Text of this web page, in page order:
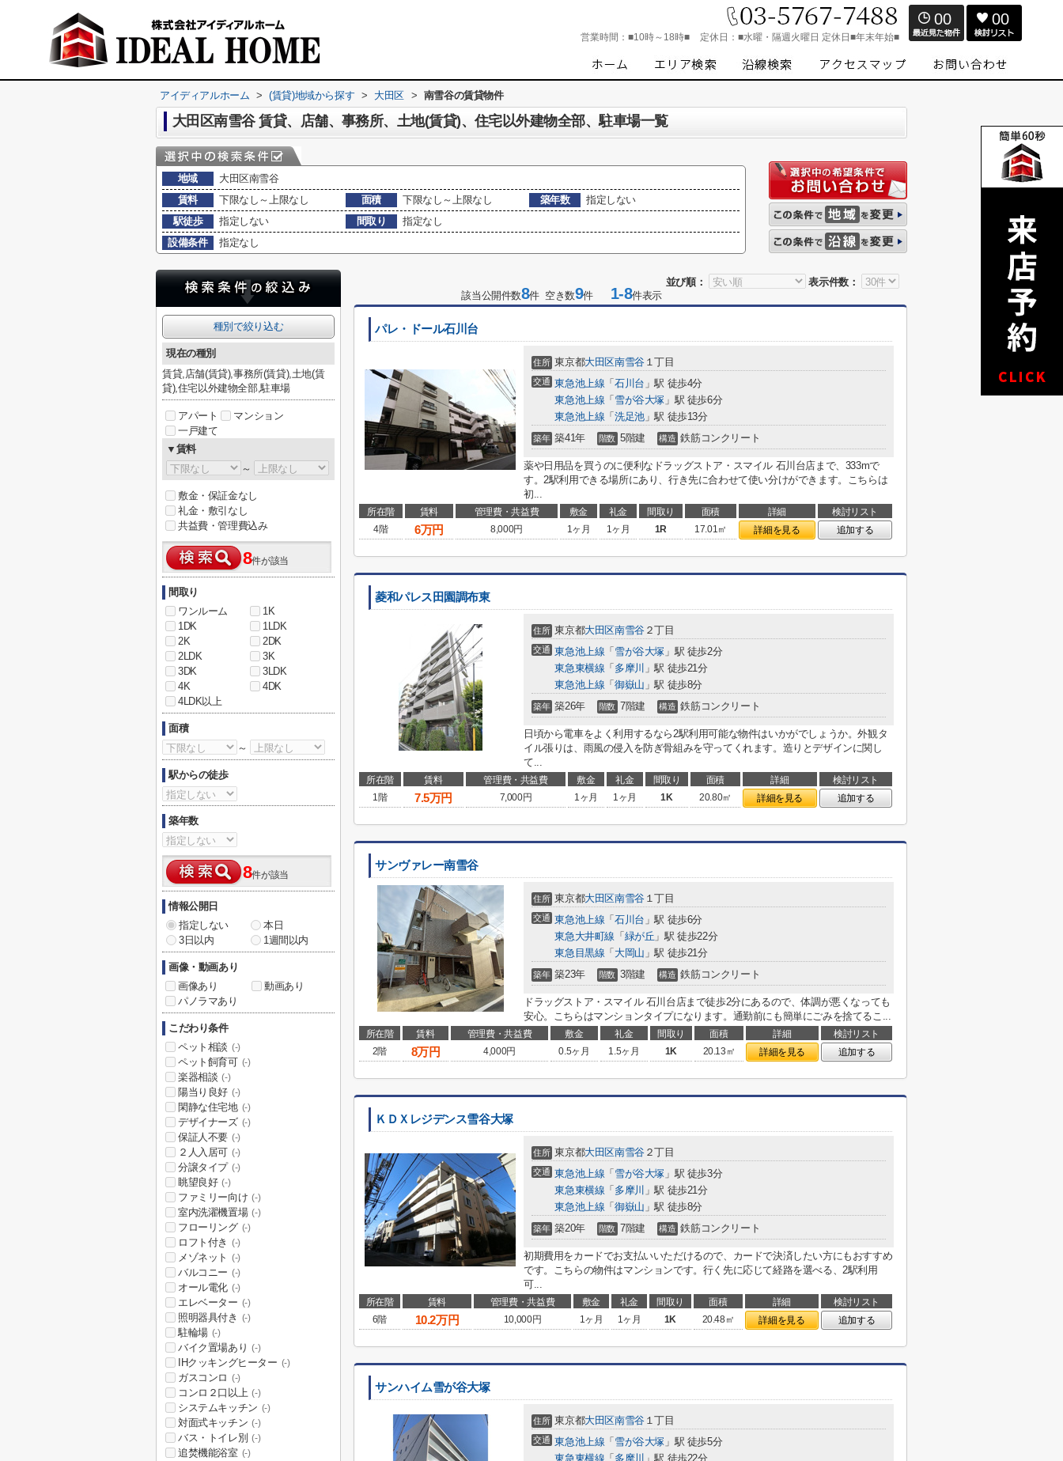
営業時間： ■10時～18時■ 定休日： ■水曜・隔週火曜日 定休日■年末年始■
00 00
アイディアルホーム > (賃貸)地域から探す > 大田区 > 南雪谷の賃貸物件
大田区南雪谷 賃貸、店舗、事務所、土地(賃貸)、住宅以外建物全部、駐車場一覧
地域
大田区南雪谷
賃料
下限なし～上限なし 面積 下限なし～上限なし 築年数
指定しない
駅徒歩
指定しない 間取り
指定なし
設備条件
指定なし
並び順：
表示件数：
該当公開件数8件 空き数9件 1-8件表示
パレ・ドール石川台
住所 東京都大田区南雪谷１丁目
交通 東急池上線 「 石川台 」駅 徒歩4分
東急池上線 「 雪が谷大塚 」駅 徒歩6分
東急池上線 「 洗足池」駅 徒歩13分
築年 築41年 階数 5階建 構造 鉄筋コンクリート
薬や日用品を買うのに便利なドラッグストア・スマイル 石川台店まで、333mで
す。2駅利用できる場所にあり、行き先に合わせて使い分けができます。こちらは
初...
所在階 賃料 管理費・共益費 敷金 礼金 間取り 面積 詳細
検討リスト
4階
6万円 8,000円 1ヶ月 1ヶ月 1R 17.01㎡ 詳細を見る 追加する
菱和パレス田園調布東
住所 東京都大田区南雪谷２丁目
交通 東急池上線 「 雪が谷大塚 」駅 徒歩2分
東急東横線 「 多摩川 」駅 徒歩21分
東急池上線 「 御嶽山 」駅 徒歩8分
築年 築26年 階数 7階建 構造 鉄筋コンクリート
日頃から電車をよく利用するなら2駅利用可能な物件はいかがでしょうか。外観タ
イル張りは、雨風の侵入を防ぎ骨組みを守ってくれます。造りとデザインに関し
て...
所在階 賃料 管理費・共益費 敷金 礼金 間取り 面積 詳細
検討リスト
1階
7.5万円 7,000円 1ヶ月 1ヶ月 1K 20.80㎡ 詳細を見る 追加する
サンヴァレー南雪谷
住所 東京都大田区南雪谷１丁目
交通 東急池上線 「 石川台 」駅 徒歩6分
東急大井町線 「 緑が丘 」駅 徒歩22分
東急目黒線 「 大岡山 」駅 徒歩21分
築年 築23年 階数 3階建 構造 鉄筋コンクリート
ドラッグストア・スマイル 石川台店まで徒歩2分にあるので、体調が悪くなっても
安心。こちらはマンションタイプになります。通勤前にも簡単にごみを捨てるこ...
所在階 賃料 管理費・共益費 敷金 礼金 間取り 面積 詳細
検討リスト
2階
8万円 4,000円 0.5ヶ月 1.5ヶ月 1K 20.13㎡ 詳細を見る 追加する
ＫＤＸレジデンス雪谷大塚
住所 東京都大田区南雪谷２丁目
交通 東急池上線 「 雪が谷大塚 」駅 徒歩3分
東急東横線 「 多摩川 」駅 徒歩21分
東急池上線 「 御嶽山 」駅 徒歩8分
築年 築20年 階数 7階建 構造 鉄筋コンクリート
初期費用をカードでお支払いいただけるので、カードで決済したい方にもおすすめ
です。こちらの物件はマンションです。行く先に応じて経路を選べる、2駅利用
可...
所在階 賃料 管理費・共益費 敷金 礼金 間取り 面積 詳細
検討リスト
6階
10.2万円 10,000円 1ヶ月 1ヶ月 1K 20.48㎡ 詳細を見る 追加する
サンハイム雪が谷大塚
住所 東京都大田区南雪谷１丁目
交通 東急池上線 「 雪が谷大塚 」駅 徒歩5分
東急東横線 「 多摩川 」駅 徒歩22分
種別で絞り込む
現在の種別
賃貸,店舗(賃貸),事務所(賃貸),土地(賃
貸),住宅以外建物全部,駐車場
アパート
マンション
一戸建て
▼賃料
～
敷金・保証金なし
礼金・敷引なし
共益費・管理費込み
8件が該当
間取り
ワンルーム
1K
1DK
1LDK
2K
2DK
2LDK
3K
3DK
3LDK
4K
4DK
4LDK以上
面積
～
駅からの徒歩
築年数
8件が該当
情報公開日
指定しない
本日
3日以内
1週間以内
画像・動画あり
画像あり
動画あり
パノラマあり
こだわり条件
ペット相談 (-)
ペット飼育可 (-)
楽器相談 (-)
陽当り良好 (-)
閑静な住宅地 (-)
デザイナーズ (-)
保証人不要 (-)
２人入居可 (-)
分譲タイプ (-)
眺望良好 (-)
ファミリー向け (-)
室内洗濯機置場 (-)
フローリング (-)
ロフト付き (-)
メゾネット (-)
バルコニー (-)
オール電化 (-)
エレベーター (-)
照明器具付き (-)
駐輪場 (-)
バイク置場あり (-)
IHクッキングヒーター (-)
ガスコンロ (-)
コンロ２口以上 (-)
システムキッチン (-)
対面式キッチン (-)
バス・トイレ別 (-)
追焚機能浴室 (-)